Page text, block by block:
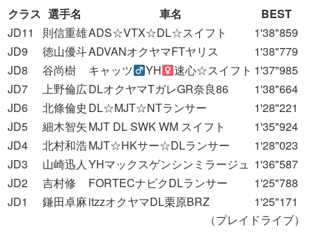
クラス 選手名 車名
BEST
JD11
則信重雄ADS☆VTX☆DL☆スイフト
1'38"859
JD9
徳山優斗ADVANオクヤマFTヤリス
1'38"779
JD8
谷尚樹 キャッツ YH 速心☆スイフト 1'37"985
JD7
上野倫広DLオクヤマTガレGR奈良86
1'38"664
JD6
北條倫史 DL☆MJT☆NTランサー
1'28"221
JD5
細木智矢MJT DL SWK WM スイフト
1'35"924
JD4
北村和浩MJT☆HKサー☆DLランサー
1'28"023
JD3
山崎迅人YHマックスゲンシンミラージュ 1'36"587
JD2
吉村修 FORTECナビクDLランサー
1'25"788
JD1
鎌田卓麻itzzオクヤマDL栗原BRZ
1'25"171
（プレイドライブ）